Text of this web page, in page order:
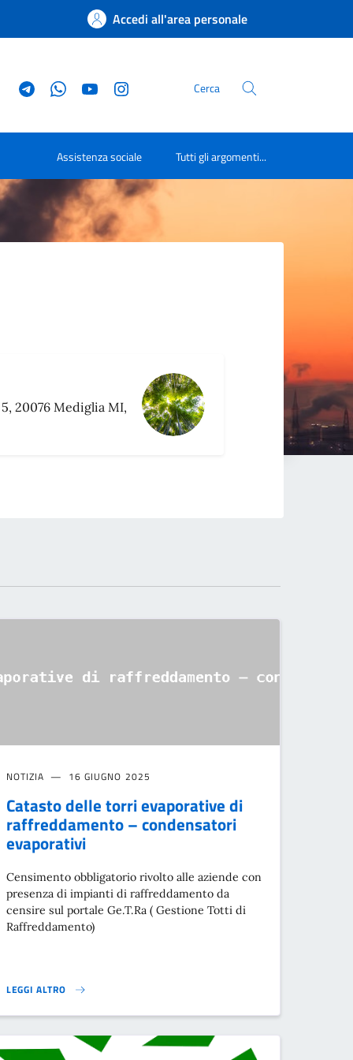
Accedi all'area personale
Cerca
Assistenza sociale Tutti gli argomenti...
20076 Mediglia MI,
LEGIONELLA }
NOTIZIA 16 GIUGNO 2025
Catasto delle torri evaporative di
raffreddamento – condensatori
evaporativi
Censimento obbligatorio rivolto alle aziende con
presenza di impianti di raffreddamento da
censire sul portale Ge.T.Ra ( Gestione Totti di
Raffreddamento)
LEGGI ALTRO
CATASTO DELLE TORRI EVAPORATIVE DI RAFFREDDAMENTO –